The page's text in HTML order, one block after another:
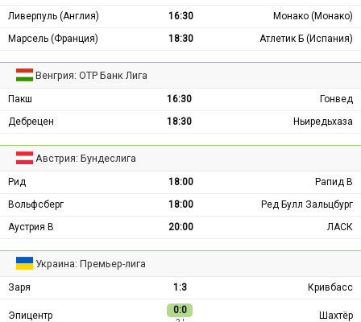
Ливерпуль (Англия) 16:30
Монако (Монако)
Марсель (Франция)
18:30 Атлетик Б (Испания)
Венгрия: ОТР Банк Лига
Пакш 16:30
Гонвед
Дебрецен
18:30 Ньиредьхаза
Австрия: Бундеслига
Рид 18:00
Рапид В
Вольфсберг
18:00
Ред Булл Зальцбург
Аустрия В
20:00 ЛАСК
Украина: Премьер-лига
Заря 1:3 Кривбасс
Эпицентр 0:0 Шахтёр